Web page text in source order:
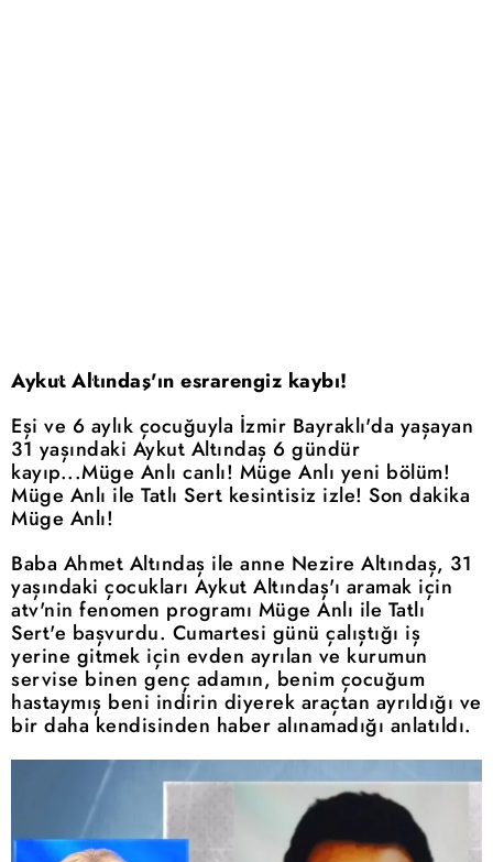
Aykut Altındaş'ın esrarengiz kaybı!
Eşi ve 6 aylık çocuğuyla İzmir Bayraklı'da yaşayan
31 yaşındaki Aykut Altındaş 6 gündür
kayıp...Müge Anlı canlı! Müge Anlı yeni bölüm!
Müge Anlı ile Tatlı Sert kesintisiz izle! Son dakika
Müge Anlı!
Baba Ahmet Altındaş ile anne Nezire Altındaş, 31
yaşındaki çocukları Aykut Altındaş'ı aramak için
atv'nin fenomen programı Müge Anlı ile Tatlı
Sert'e başvurdu. Cumartesi günü çalıştığı iş
yerine gitmek için evden ayrılan ve kurumun
servise binen genç adamın, benim çocuğum
hastaymış beni indirin diyerek araçtan ayrıldığı ve
bir daha kendisinden haber alınamadığı anlatıldı.